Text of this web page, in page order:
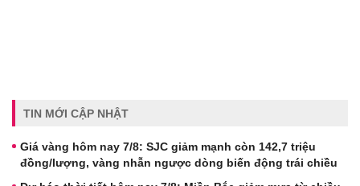
TIN MỚI CẬP NHẬT
Giá vàng hôm nay 7/8: SJC giảm mạnh còn 142,7 triệu
đồng/lượng, vàng nhẫn ngược dòng biến động trái chiều